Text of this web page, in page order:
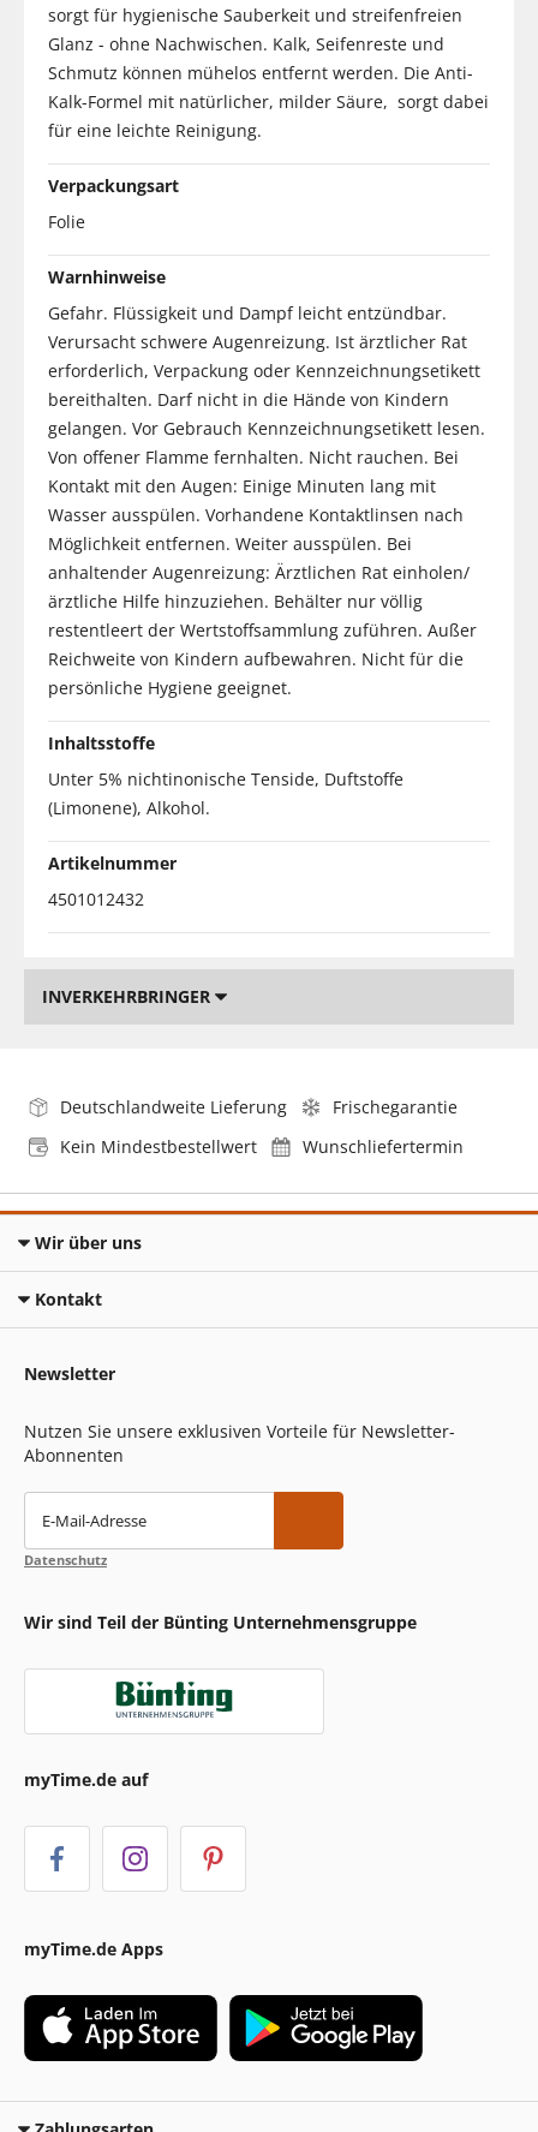
sorgt für hygienische Sauberkeit und streifenfreien
Glanz - ohne Nachwischen. Kalk, Seifenreste und
Schmutz können mühelos entfernt werden. Die Anti-
Kalk-Formel mit natürlicher, milder Säure, sorgt dabei
für eine leichte Reinigung.
Verpackungsart
Folie
Warnhinweise
Gefahr. Flüssigkeit und Dampf leicht entzündbar.
Verursacht schwere Augenreizung. Ist ärztlicher Rat
erforderlich, Verpackung oder Kennzeichnungsetikett
bereithalten. Darf nicht in die Hände von Kindern
gelangen. Vor Gebrauch Kennzeichnungsetikett lesen.
Von offener Flamme fernhalten. Nicht rauchen. Bei
Kontakt mit den Augen: Einige Minuten lang mit
Wasser ausspülen. Vorhandene Kontaktlinsen nach
Möglichkeit entfernen. Weiter ausspülen. Bei
anhaltender Augenreizung: Ärztlichen Rat einholen/
ärztliche Hilfe hinzuziehen. Behälter nur völlig
restentleert der Wertstoffsammlung zuführen. Außer
Reichweite von Kindern aufbewahren. Nicht für die
persönliche Hygiene geeignet.
Inhaltsstoffe
Unter 5% nichtinonische Tenside, Duftstoffe
(Limonene), Alkohol.
Artikelnummer
4501012432
INVERKEHRBRINGER
Deutschlandweite Lieferung
Frischegarantie
Kein Mindestbestellwert
Wunschliefertermin
Wir über uns
Kontakt
Newsletter
Nutzen Sie unsere exklusiven Vorteile für Newsletter-
Abonnenten
E-Mail-Adresse
Datenschutz
Wir sind Teil der Bünting Unternehmensgruppe
myTime.de auf
myTime.de Apps